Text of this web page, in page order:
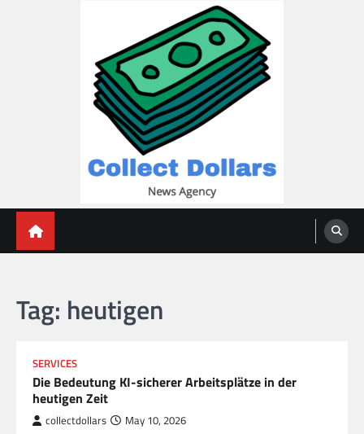
Tag: heutigen
SERVICES
Die Bedeutung KI-sicherer Arbeitsplätze in der
heutigen Zeit
collectdollars May 10, 2026